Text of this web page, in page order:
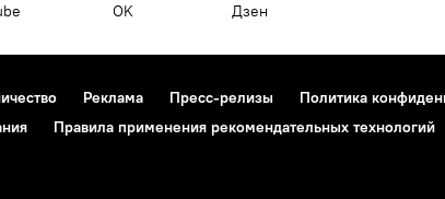
OK Дзен
Реклама Пресс-релизы
Политика
Правила применения рекомендательных технологий